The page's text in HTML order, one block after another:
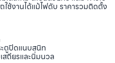
ช้งานได้แม้ไฟดับ ราคารวมติดตั้ง
ตูปิดแนบสนิท
ถียรและนิ่มนวล